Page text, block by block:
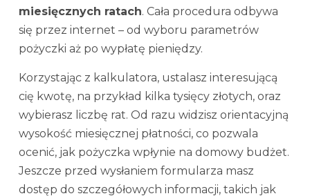
miesięcznych ratach. Cała procedura odbywa
się przez internet – od wyboru parametrów
pożyczki aż po wypłatę pieniędzy.
Korzystając z kalkulatora, ustalasz interesującą
cię kwotę, na przykład kilka tysięcy złotych, oraz
wybierasz liczbę rat. Od razu widzisz orientacyjną
wysokość miesięcznej płatności, co pozwala
ocenić, jak pożyczka wpłynie na domowy budżet.
Jeszcze przed wysłaniem formularza masz
dostęp do szczegółowych informacji, takich jak